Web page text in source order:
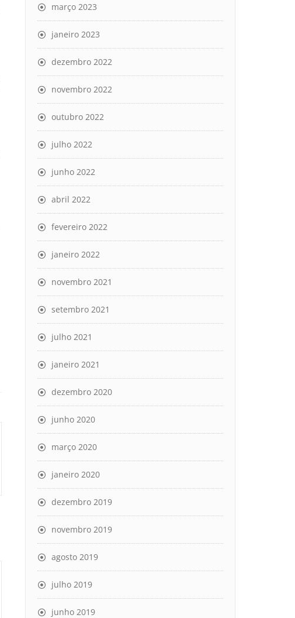
março 2023
janeiro 2023
dezembro 2022
novembro 2022
outubro 2022
julho 2022
junho 2022
abril 2022
fevereiro 2022
janeiro 2022
novembro 2021
setembro 2021
julho 2021
janeiro 2021
dezembro 2020
junho 2020
março 2020
janeiro 2020
dezembro 2019
novembro 2019
agosto 2019
julho 2019
junho 2019